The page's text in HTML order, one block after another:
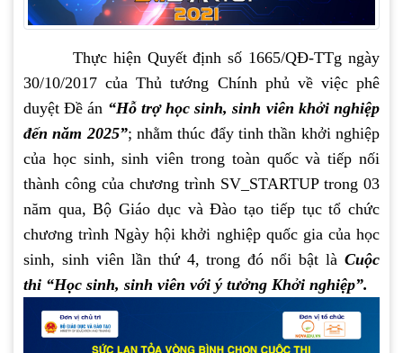
Thực hiện Quyết định số 1665/QĐ-TTg ngày
30/10/2017 của Thủ tướng Chính phủ về việc phê
duyệt Đề án “Hỗ trợ học sinh, sinh viên khởi nghiệp
đến năm 2025”; nhằm thúc đẩy tinh thần khởi nghiệp
của học sinh, sinh viên trong toàn quốc và tiếp nối
thành công của chương trình SV_STARTUP trong 03
năm qua, Bộ Giáo dục và Đào tạo tiếp tục tổ chức
chương trình Ngày hội khởi nghiệp quốc gia của học
sinh, sinh viên lần thứ 4, trong đó nổi bật là Cuộc
thi “Học sinh, sinh viên với ý tưởng Khởi nghiệp”.